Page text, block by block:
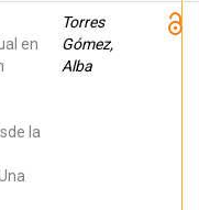
en
la
Torres
Gómez,
Alba